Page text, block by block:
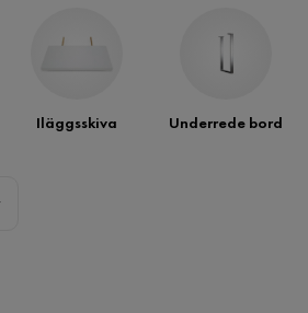
Iläggsskiva Underrede bord